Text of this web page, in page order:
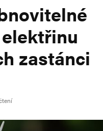
zastánci